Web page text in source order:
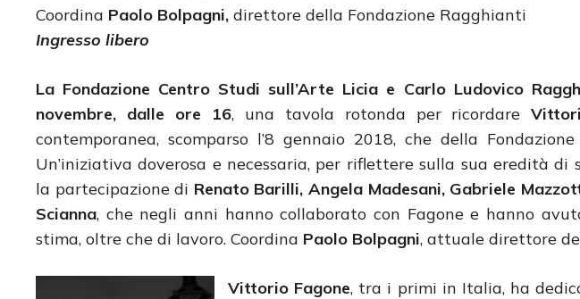
Coordina Paolo Bolpagni, direttore della Fondazione Ragghianti
Ingresso libero
La Fondazione Centro Studi sull’Arte Licia e Carlo Ludovico
novembre, dalle ore 16, una tavola rotonda per ricordare
contemporanea, scomparso l’8 gennaio 2018, che della
Un’iniziativa doverosa e necessaria, per riflettere sulla sua eredità
la partecipazione di Renato Barilli, Angela Madesani, Gabriele
Scianna, che negli anni hanno collaborato con Fagone e hanno
stima, oltre che di lavoro. Coordina Paolo Bolpagni, attuale direttore
Vittorio Fagone, tra i primi in Italia, ha